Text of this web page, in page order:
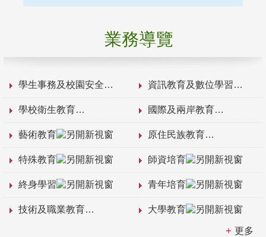
業務導覽
學生事務及校園安全 資訊教育及數位學習
學校衛生教育 國際及兩岸教育
藝術教育 原住民族教育
特殊教育 師資培育
終身學習 青年培育
技術及職業教育 大學教育
更多